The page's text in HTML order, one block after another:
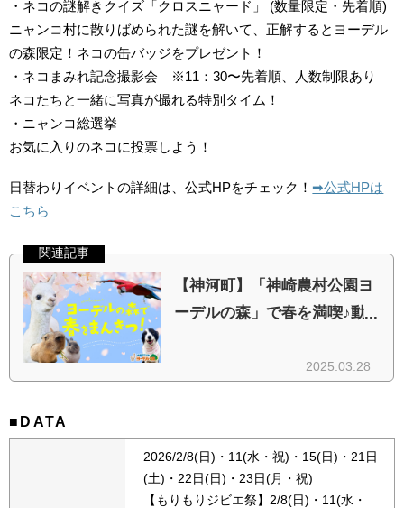
・ネコの謎解きクイズ「クロスニャード」 (数量限定・先着順)
ニャンコ村に散りばめられた謎を解いて、正解するとヨーデル
の森限定！ネコの缶バッジをプレゼント！
・ネコまみれ記念撮影会 ※11：30〜先着順、人数制限あり
ネコたちと一緒に写真が撮れる特別タイム！
・ニャンコ総選挙
お気に入りのネコに投票しよう！
日替わりイベントの詳細は、公式HPをチェック！➡︎公式HPは
こちら
■DATA
2026/2/8(日)・11(水・祝)・15(日)・21日
(土)・22日(日)・23日(月・祝)
【もりもりジビエ祭】2/8(日)・11(水・